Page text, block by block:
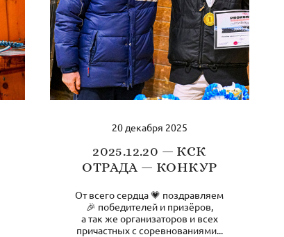
20 декабря 2025
2025.12.20 — КСК
ОТРАДА — КОНКУР
От всего сердца 💗 поздравляем
🎉 победителей и призёров,
а так же организаторов и всех
причастных с соревнованиями...